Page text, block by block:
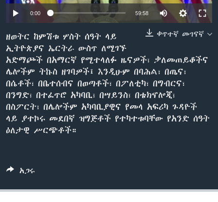
ቋንቋዎች
0:00 59:58
ቀጥተኛ መገናኛ
ዘወትር ከምሽቱ ሦስት ሰዓት ላይ
ኢትዮጵያና ኤርትራ ውስጥ ለሚገኙ
አድማጮች በአማርኛ የሚተላለፉ ዜናዎች፣ ቃለመጠይቆችና
ሌሎችም ትኩስ ዘገባዎች፤ እንዲሁም በባሕል፣ በጤና፣
በሴቶች፣ በቤተሰብና በወጣቶች፣ በፖለቲካ፣ በግብርና፣
በንግድ፣ በተፈጥሮ አካባቢ፣ በሣይንስ፣ በቴክኖሎጂ፣
በስፖርት፣ በሌሎችም አካባቢያዊና የመላ አፍሪካ ጉዳዮች
ላይ ያተኮሩ መደበኛ ዝግጅቶች የተካተቱባቸው የአንድ ሰዓት
ዕለታዊ ሥርጭቶች።
አጋሩ